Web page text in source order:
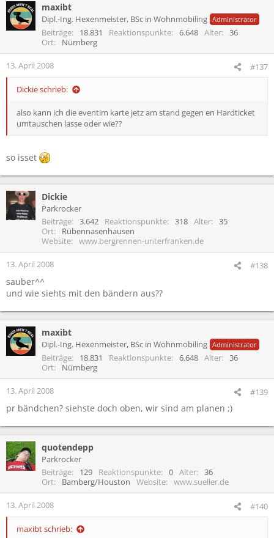
maxibt
Dipl.-Ing. Hexenmeister, BSc in Wohnmobiling Administrator
Beiträge 18.831 Reaktionspunkte 6.648 Alter
36
Ort
Nürnberg
13. April 2008 #137
Dickie schrieb:
also kann ich die eventim karte jetz am stand gegen en Hardticket
umtauschen lasse oder wie??
so isset
Dickie
Parkrocker
Beiträge
3.642 Reaktionspunkte 318 Alter
35
Ort
Rübennasenhausen
Website
www.bergrennen-unterfranken.de
13. April 2008 #138
sauber^^
und wie siehts mit den bändern aus??
maxibt
Dipl.-Ing. Hexenmeister, BSc in Wohnmobiling Administrator
Beiträge 18.831 Reaktionspunkte 6.648 Alter
36
Ort
Nürnberg
13. April 2008 #139
pr bändchen? siehste doch oben, wir sind am planen ;)
quotendepp
Parkrocker
Beiträge
129 Reaktionspunkte 0 Alter
36
Ort
Bamberg/Houston Website www.sueller.de
13. April 2008 #140
maxibt schrieb: